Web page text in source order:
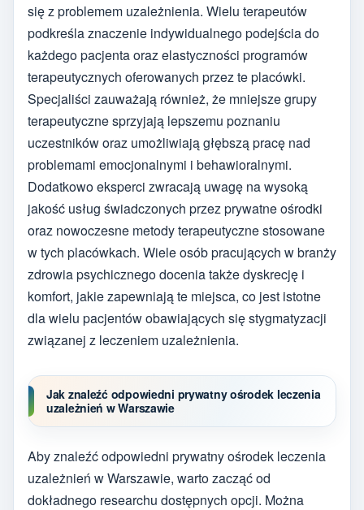
się z problemem uzależnienia. Wielu terapeutów
podkreśla znaczenie indywidualnego podejścia do
każdego pacjenta oraz elastyczności programów
terapeutycznych oferowanych przez te placówki.
Specjaliści zauważają również, że mniejsze grupy
terapeutyczne sprzyjają lepszemu poznaniu
uczestników oraz umożliwiają głębszą pracę nad
problemami emocjonalnymi i behawioralnymi.
Dodatkowo eksperci zwracają uwagę na wysoką
jakość usług świadczonych przez prywatne ośrodki
oraz nowoczesne metody terapeutyczne stosowane
w tych placówkach. Wiele osób pracujących w branży
zdrowia psychicznego docenia także dyskrecję i
komfort, jakie zapewniają te miejsca, co jest istotne
dla wielu pacjentów obawiających się stygmatyzacji
związanej z leczeniem uzależnienia.
Jak znaleźć odpowiedni prywatny ośrodek leczenia
uzależnień w Warszawie
Aby znaleźć odpowiedni prywatny ośrodek leczenia
uzależnień w Warszawie, warto zacząć od
dokładnego researchu dostępnych opcji. Można